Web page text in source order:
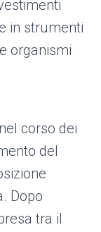
in strumenti
organismi
corso dei
del
Dopo
tra il